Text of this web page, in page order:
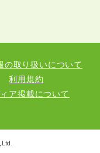
の取り扱いについて
利用規約
ィア掲載について